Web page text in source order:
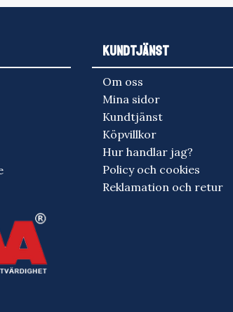
KUNDTJÄNST
Om oss
Mina sidor
Kundtjänst
Köpvillkor
Hur handlar jag?
Policy och cookies
Reklamation och retur